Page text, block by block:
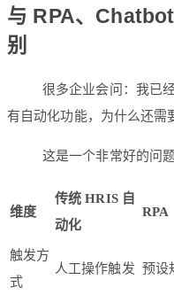
与 RPA、
别
很多企业会问：我已
有自动化功能，为什么还需
这是一个非常好的问
维度
传统 HRIS 自
动化
RPA
触发方
式
人工操作触发 预设